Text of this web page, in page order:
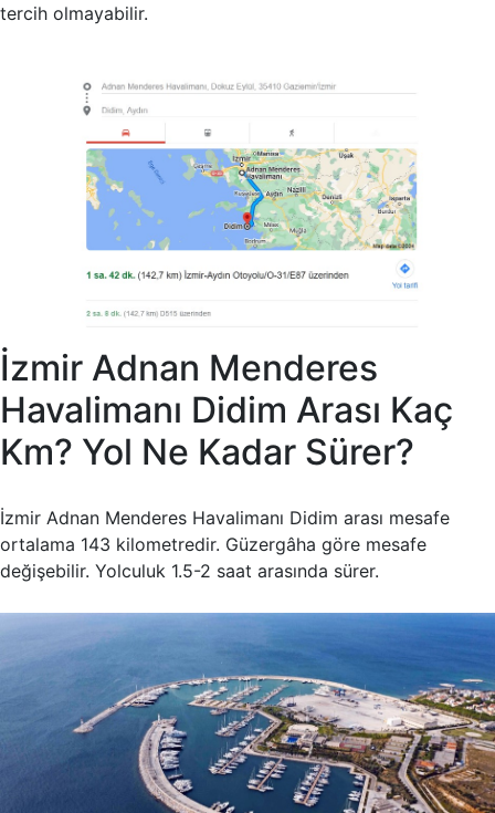
tercih olmayabilir.
İzmir Adnan Menderes
Havalimanı Didim Arası Kaç
Km? Yol Ne Kadar Sürer?
İzmir Adnan Menderes Havalimanı Didim arası mesafe
ortalama 143 kilometredir. Güzergâha göre mesafe
değişebilir. Yolculuk 1.5-2 saat arasında sürer.